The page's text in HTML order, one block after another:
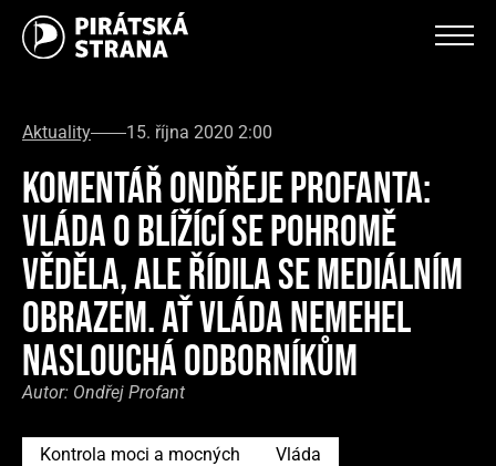
Aktuality 15. října 2020 2:00
KOMENTÁŘ ONDŘEJE PROFANTA:
VLÁDA O BLÍŽÍCÍ SE POHROMĚ
VĚDĚLA, ALE ŘÍDILA SE MEDIÁLNÍM
OBRAZEM. AŤ VLÁDA NEMEHEL
NASLOUCHÁ ODBORNÍKŮM
Autor: Ondřej Profant
Kontrola moci a mocných
Vláda